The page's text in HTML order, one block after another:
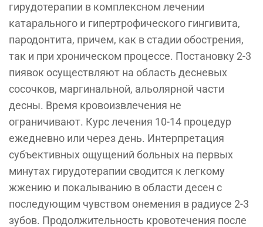
гирудотерапии в комплексном лечении
катарального и гипертрофического гингивита,
пародонтита, причем, как в стадии обострения,
так и при хроническом процессе. Постановку 2-3
пиявок осуществляют на область десневых
сосочков, маргинальной, альолярной части
десны. Время кровоизвлечения не
ограничивают. Курс лечения 10-14 процедур
ежедневно или через день. Интерпретация
субъективных ощущений больных на первых
минутах гирудотерапии сводится к легкому
жжению и покалыванию в области десен с
последующим чувством онемения в радиусе 2-3
зубов. Продолжительность кровотечения после